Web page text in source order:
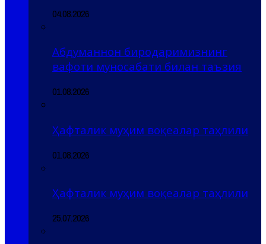
04.08.2026
Абдуманнон биродаримизнинг
вафоти муносабати билан таъзия
01.08.2026
Ҳафталик муҳим воқеалар таҳлили
01.08.2026
Ҳафталик муҳим воқеалар таҳлили
25.07.2026